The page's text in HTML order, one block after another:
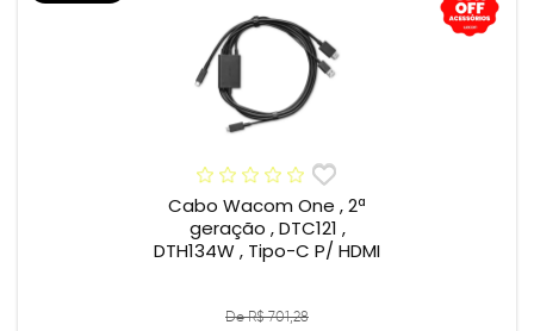
Cabo Wacom One , 2ª
geração , DTC121 ,
DTH134W , Tipo-C P/ HDMI
De R$ 701,28